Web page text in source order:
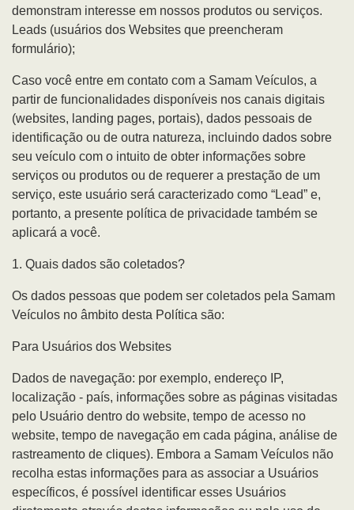
demonstram interesse em nossos produtos ou serviços.
Leads (usuários dos Websites que preencheram
formulário);
Caso você entre em contato com a Samam Veículos, a
partir de funcionalidades disponíveis nos canais digitais
(websites, landing pages, portais), dados pessoais de
identificação ou de outra natureza, incluindo dados sobre
seu veículo com o intuito de obter informações sobre
serviços ou produtos ou de requerer a prestação de um
serviço, este usuário será caracterizado como “Lead” e,
portanto, a presente política de privacidade também se
aplicará a você.
1. Quais dados são coletados?
Os dados pessoas que podem ser coletados pela Samam
Veículos no âmbito desta Política são:
Para Usuários dos Websites
Dados de navegação: por exemplo, endereço IP,
localização - país, informações sobre as páginas visitadas
pelo Usuário dentro do website, tempo de acesso no
website, tempo de navegação em cada página, análise de
rastreamento de cliques). Embora a Samam Veículos não
recolha estas informações para as associar a Usuários
específicos, é possível identificar esses Usuários